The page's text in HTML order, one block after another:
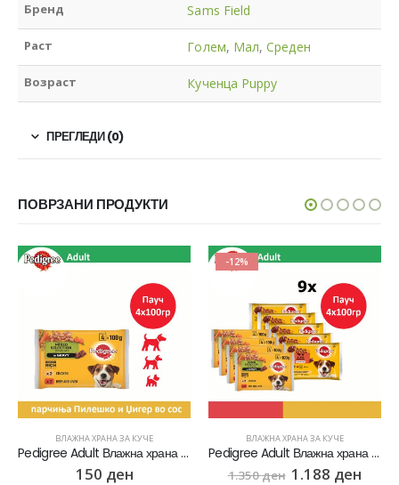
Бренд Sams Field
Раст Голем, Мал,Среден
Возраст Кученца Puppy
ПРЕГЛЕДИ (0)
ПОВРЗАНИ ПРОДУКТИ
ВЛАЖНА ХРАНА ЗА КУЧЕ
Pedigree Adult Влажна храна за Возрасни кучиња со Парчиња Пилешко, Џигер и зеленчук во сос [Кесичка 4×100гр]
150 ден
-12%
ВЛАЖНА ХРАНА ЗА КУЧЕ
Pedigree Adult Влажна храна за Возрасни кучиња [сет 9х Кесичка 4×100гр]
1.350ден 1.188 ден